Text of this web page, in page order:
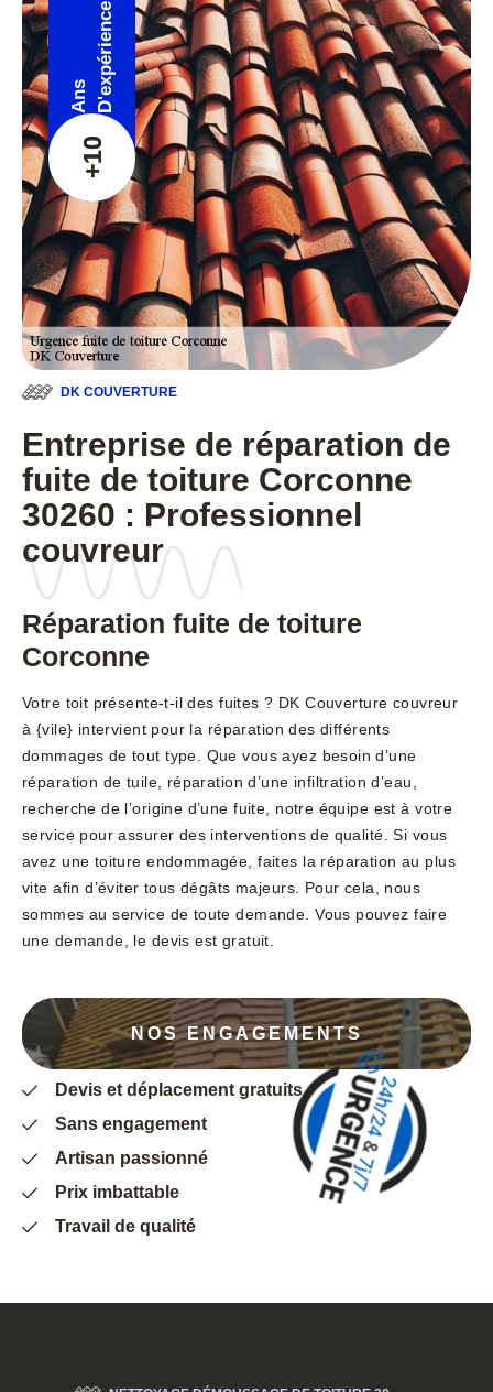
+10
Ans D'expérience
DK COUVERTURE
Entreprise de réparation de
fuite de toiture Corconne
30260 : Professionnel
couvreur
Réparation fuite de toiture
Corconne
Votre toit présente-t-il des fuites ? DK Couverture couvreur
à {vile} intervient pour la réparation des différents
dommages de tout type. Que vous ayez besoin d’une
réparation de tuile, réparation d’une infiltration d’eau,
recherche de l’origine d’une fuite, notre équipe est à votre
service pour assurer des interventions de qualité. Si vous
avez une toiture endommagée, faites la réparation au plus
vite afin d’éviter tous dégâts majeurs. Pour cela, nous
sommes au service de toute demande. Vous pouvez faire
une demande, le devis est gratuit.
NOS ENGAGEMENTS
Devis et déplacement gratuits
Sans engagement
Artisan passionné
Prix imbattable
Travail de qualité